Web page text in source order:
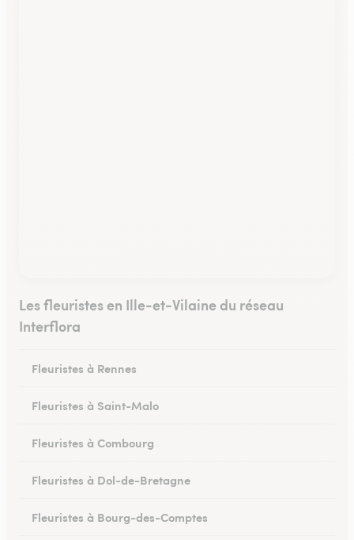
Les fleuristes en Ille-et-Vilaine du réseau
Interflora
Fleuristes à Rennes
Fleuristes à Saint-Malo
Fleuristes à Combourg
Fleuristes à Dol-de-Bretagne
Fleuristes à Bourg-des-Comptes